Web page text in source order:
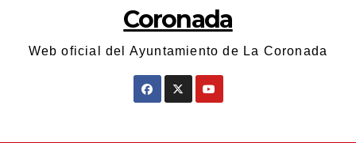
Coronada
Web oficial del Ayuntamiento de La Coronada